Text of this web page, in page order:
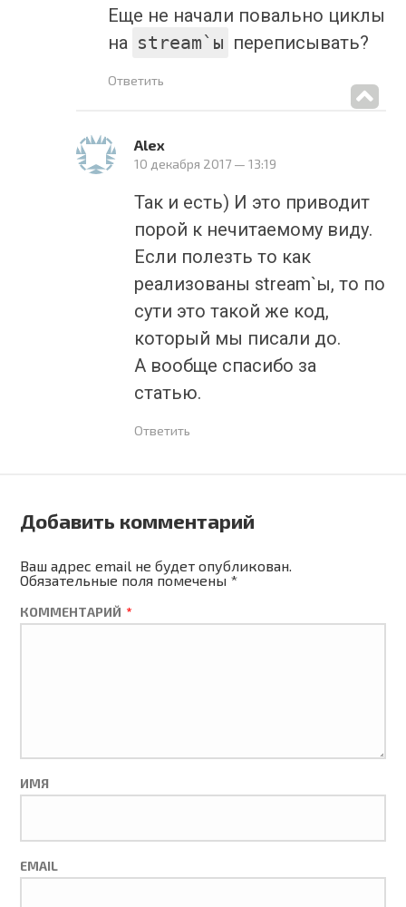
Еще не начали повально циклы
на stream`ы переписывать?
Ответить
Alex
10 декабря 2017 — 13:19
Так и есть) И это приводит
порой к нечитаемому виду.
Если полезть то как
реализованы stream`ы, то по
сути это такой же код,
который мы писали до.
А вообще спасибо за
статью.
Ответить
Добавить комментарий
Ваш адрес email не будет опубликован.
Обязательные поля помечены *
КОММЕНТАРИЙ *
ИМЯ
EMAIL